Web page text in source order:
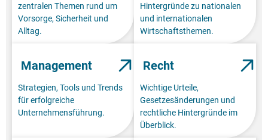
zentralen Themen rund um
Vorsorge, Sicherheit und
Alltag.
Hintergründe zu nationalen
und internationalen
Wirtschaftsthemen.
Management
Strategien, Tools und Trends
für erfolgreiche
Unternehmensführung.
Recht
Wichtige Urteile,
Gesetzesänderungen und
rechtliche Hintergründe im
Überblick.